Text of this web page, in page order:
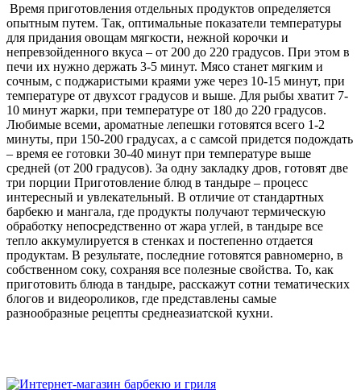
Время приготовления отдельных продуктов определяется
опытным путем. Так, оптимальные показатели температуры
для придания овощам мягкости, нежной корочки и
непревзойденного вкуса – от 200 до 220 градусов. При этом в
печи их нужно держать 3-5 минут. Мясо станет мягким и
сочным, с поджаристыми краями уже через 10-15 минут, при
температуре от двухсот градусов и выше. Для рыбы хватит 7-
10 минут жарки, при температуре от 180 до 220 градусов.
Любимые всеми, ароматные лепешки готовятся всего 1-2
минуты, при 150-200 градусах, а с самсой придется подождать
– время ее готовки 30-40 минут при температуре выше
средней (от 200 градусов). За одну закладку дров, готовят две
три порции Приготовление блюд в тандыре – процесс
интересный и увлекательный. В отличие от стандартных
барбекю и мангала, где продукты получают термическую
обработку непосредственно от жара углей, в тандыре все
тепло аккумулируется в стенках и постепенно отдается
продуктам. В результате, последние готовятся равномерно, в
собственном соку, сохраняя все полезные свойства. То, как
приготовить блюда в тандыре, расскажут сотни тематических
блогов и видеороликов, где представлены самые
разнообразные рецепты среднеазиатской кухни.